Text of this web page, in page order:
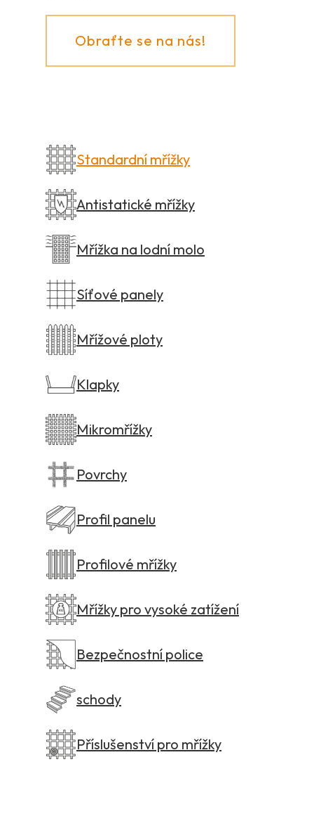
Obraťte se na nás!
Standardní mřížky
Antistatické mřížky
Mřížka na lodní molo
Síťové panely
Mřížové ploty
Klapky
Mikromřížky
Povrchy
Profil panelu
Profilové mřížky
Mřížky pro vysoké zatížení
Bezpečnostní police
schody
Příslušenství pro mřížky